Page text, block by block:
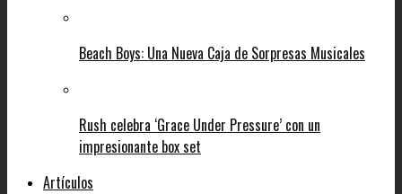
Beach Boys: Una Nueva Caja de Sorpresas Musicales
Rush celebra ‘Grace Under Pressure’ con un
impresionante box set
Artículos